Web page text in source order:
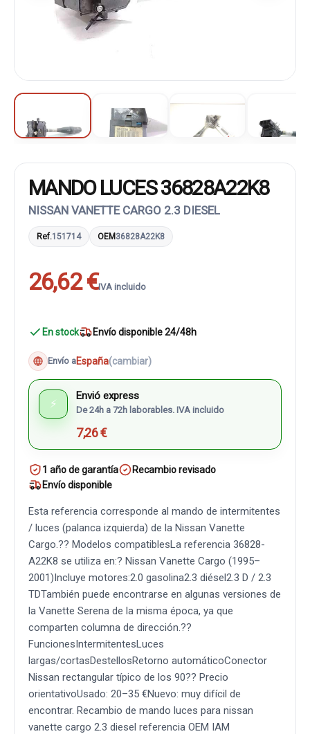
MANDO LUCES 36828A22K8
NISSAN VANETTE CARGO 2.3 DIESEL
Ref.151714 OEM36828A22K8
26,62 €IVA incluido
En stock Envío disponible 24/48h
Envío aEspaña(cambiar)
⚡
Envió express
De 24h a 72h laborables. IVA incluido
7,26 €
1 año de garantía
Recambio revisado
Envío disponible
Esta referencia corresponde al mando de intermitentes
/ luces (palanca izquierda) de la Nissan Vanette
Cargo.?? Modelos compatiblesLa referencia 36828-
A22K8 se utiliza en:? Nissan Vanette Cargo (1995–
2001)Incluye motores:2.0 gasolina2.3 diésel2.3 D / 2.3
TDTambién puede encontrarse en algunas versiones de
la Vanette Serena de la misma época, ya que
comparten columna de dirección.??
FuncionesIntermitentesLuces
largas/cortasDestellosRetorno automáticoConector
Nissan rectangular típico de los 90?? Precio
orientativoUsado: 20–35 €Nuevo: muy difícil de
encontrar. Recambio de mando luces para nissan
vanette cargo 2.3 diesel referencia OEM IAM